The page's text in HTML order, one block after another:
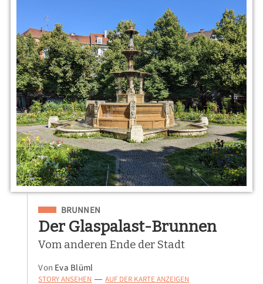
Eingeordnet unter
BRUNNEN
Der Glaspalast-Brunnen
Vom anderen Ende der Stadt
Von Eva Blüml
STORY ANSEHEN — AUF DER KARTE ANZEIGEN